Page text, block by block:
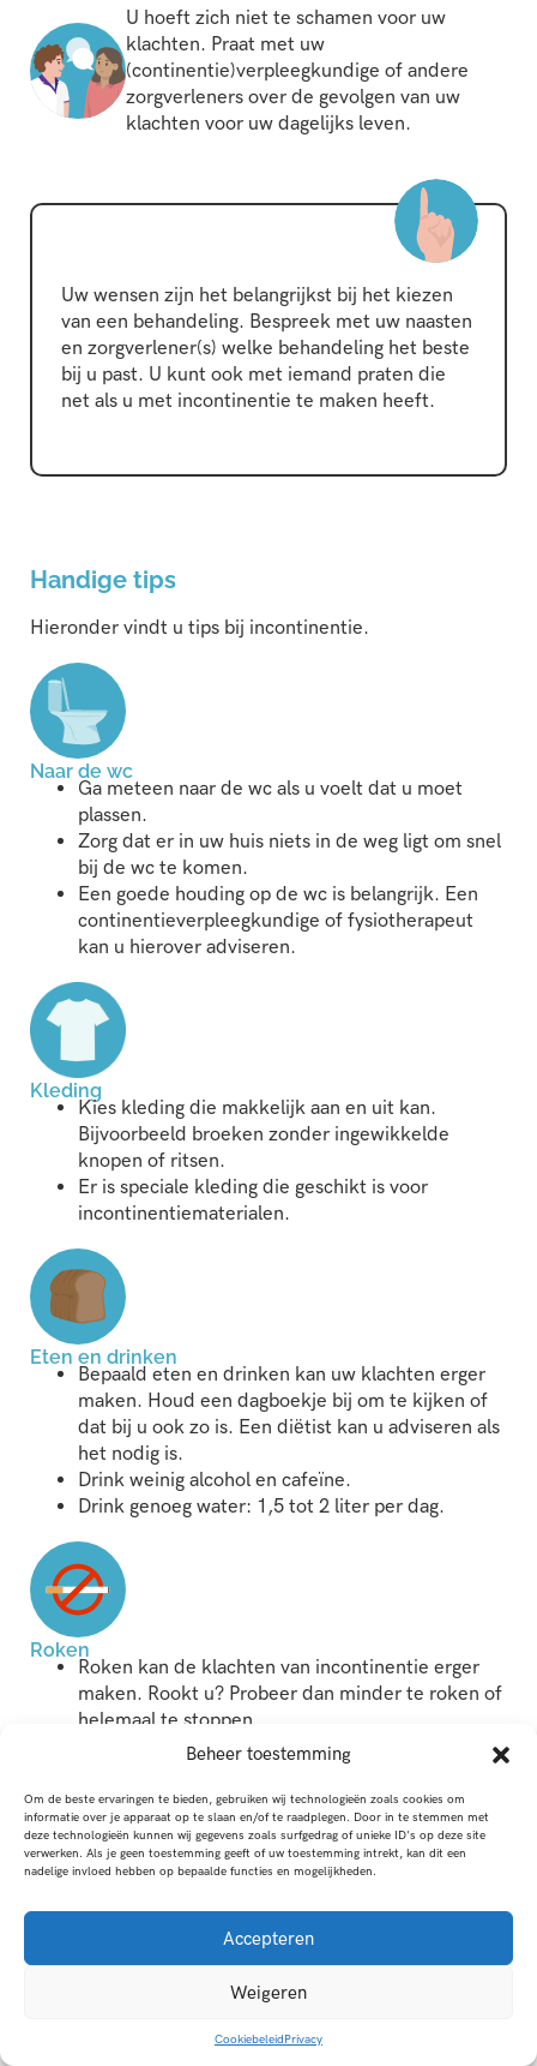
Beheer toestemming
Om de beste ervaringen te bieden, gebruiken wij technologieën zoals cookies om
informatie over je apparaat op te slaan en/of te raadplegen. Door in te stemmen met
deze technologieën kunnen wij gegevens zoals surfgedrag of unieke ID's op deze site
verwerken. Als je geen toestemming geeft of uw toestemming intrekt, kan dit een
nadelige invloed hebben op bepaalde functies en mogelijkheden.
Accepteren
Weigeren
CookiebeleidPrivacy
U hoeft zich niet te schamen voor uw
klachten. Praat met uw
(continentie)verpleegkundige of andere
zorgverleners over de gevolgen van uw
klachten voor uw dagelijks leven.
Uw wensen zijn het belangrijkst bij het kiezen
van een behandeling. Bespreek met uw naasten
en zorgverlener(s) welke behandeling het beste
bij u past. U kunt ook met iemand praten die
net als u met incontinentie te maken heeft.
Handige tips
Hieronder vindt u tips bij incontinentie.
Naar de wc
Ga meteen naar de wc als u voelt dat u moet
plassen.
Zorg dat er in uw huis niets in de weg ligt om snel
bij de wc te komen.
Een goede houding op de wc is belangrijk. Een
continentieverpleegkundige of fysiotherapeut
kan u hierover adviseren.
Kleding
Kies kleding die makkelijk aan en uit kan.
Bijvoorbeeld broeken zonder ingewikkelde
knopen of ritsen.
Er is speciale kleding die geschikt is voor
incontinentiematerialen.
Eten en drinken
Bepaald eten en drinken kan uw klachten erger
maken. Houd een dagboekje bij om te kijken of
dat bij u ook zo is. Een diëtist kan u adviseren als
het nodig is.
Drink weinig alcohol en cafeïne.
Drink genoeg water: 1,5 tot 2 liter per dag.
Roken
Roken kan de klachten van incontinentie erger
maken. Rookt u? Probeer dan minder te roken of
helemaal te stoppen.
Huidverzorging
Let op dat uw huid niet kapotgaat door urine of
poep die op uw huid komt.
Maak uw huid zo snel mogelijk schoon als er urine
of poep op zit.
Verwissel incontinentiemateriaal als er urine of
Gebruik wanneer nodig speciale producten om